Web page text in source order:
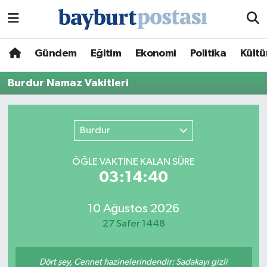
Gündem Eğitim Ekonomi Politika
Burdur Namaz Vakitleri
Burdur
ÖĞLE VAKTİNE KALAN SÜRE
03:14:40
10 Ağustos 2026
27 Safer 1448
Dört şey, Cennet hazinelerindendir: Sadakayı gizli
Hava Durumu
Namaz Vakitleri
Trafik Durumu
Süper Lig Puan Durumu ve Fikstür
Son Dakika Haberleri
Haber Arşivi